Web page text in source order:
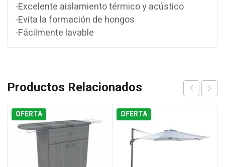
-Excelente aislamiento térmico y acústico
-Evita la formación de hongos
-Fácilmente lavable
Productos Relacionados
OFERTA OFERTA